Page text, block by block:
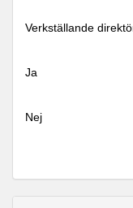
Verkställande
Ja
Nej